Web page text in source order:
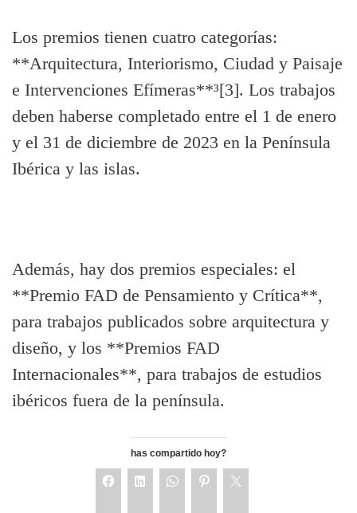
Los premios tienen cuatro categorías:
**Arquitectura, Interiorismo, Ciudad y Paisaje
e Intervenciones Efímeras**³[3]. Los trabajos
deben haberse completado entre el 1 de enero
y el 31 de diciembre de 2023 en la Península
Ibérica y las islas.
Además, hay dos premios especiales: el
**Premio FAD de Pensamiento y Crítica**,
para trabajos publicados sobre arquitectura y
diseño, y los **Premios FAD
Internacionales**, para trabajos de estudios
ibéricos fuera de la península.
has compartido hoy?